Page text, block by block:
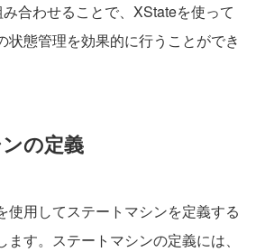
合わせることで、XStateを使って
状態管理を効果的に行うことができ
の定義
用してステートマシンを定義する
す。ステートマシンの定義には、